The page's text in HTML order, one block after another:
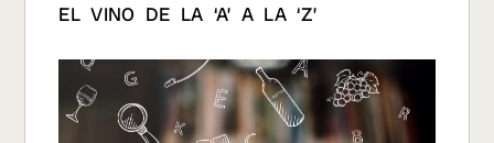
EL VINO DE LA ‘A’ A LA ‘Z’